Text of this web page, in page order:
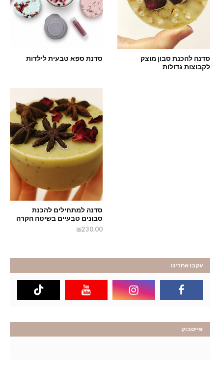
סדנת ספא טבעית לילדות
סדנה להכנת סבון מוצק
לקבוצות גדולות
סדנה למתחילים להכנת
סבונים טבעיים בשיטה הקרה
₪230.00
עקבו אחרינו
פייסבוק